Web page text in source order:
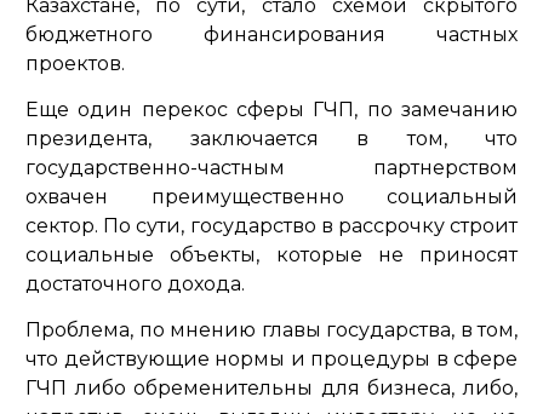
Казахстане, по сути, стало схемой скрытого
бюджетного финансирования частных
проектов.
Еще один перекос сферы ГЧП, по замечанию
президента, заключается в том, что
государственно-частным партнерством
охвачен преимущественно социальный
сектор. По сути, государство в рассрочку строит
социальные объекты, которые не приносят
достаточного дохода.
Проблема, по мнению главы государства, в том,
что действующие нормы и процедуры в сфере
ГЧП либо обременительны для бизнеса, либо,